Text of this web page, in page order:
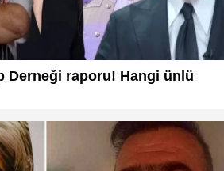
Derneği raporu! Hangi ünlü